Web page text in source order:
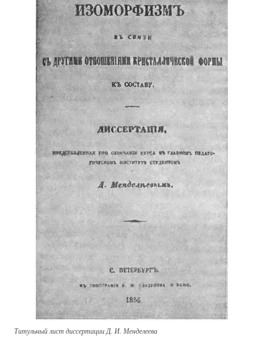
Титульный лист диссертации Д. И. Менделеева